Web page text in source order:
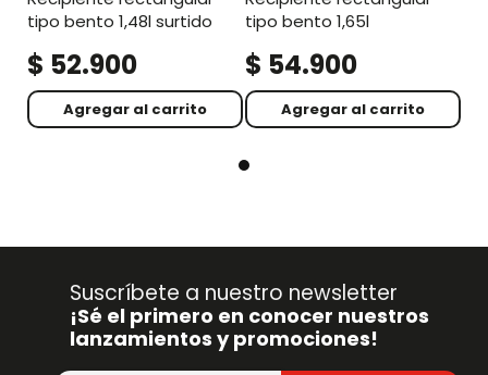
tipo bento 1,48l surtido
$ 52.900
Agregar al carrito
tipo bento 1,65l
$ 54.900
Agregar al carrito
Suscríbete a nuestro newsletter
¡Sé el primero en conocer nuestros
lanzamientos y promociones!